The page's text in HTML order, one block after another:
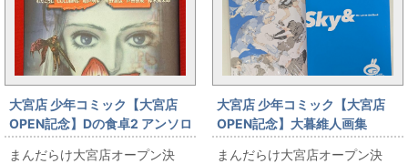
大宮店 少年コミック【大宮店
OPEN記念】Dの食卓2 アンソロ
ジー出します！
まんだらけ大宮店オープン決
大宮店 少年コミック【大宮店
OPEN記念】大暮維人画集
Sky&/&Blast
まんだらけ大宮店オープン決